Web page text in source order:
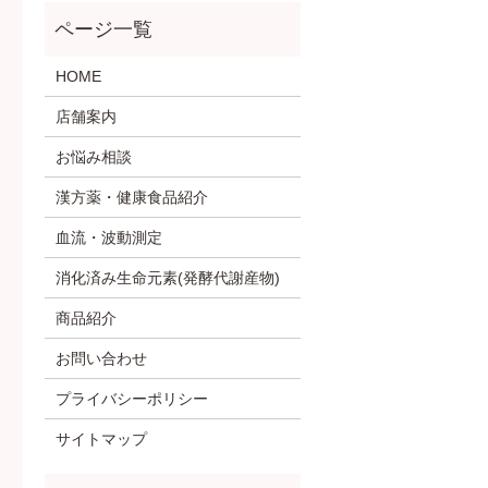
HOME
店舗案内
お悩み相談
漢方薬・健康食品紹介
血流・波動測定
消化済み生命元素(発酵代謝産物)
商品紹介
お問い合わせ
プライバシーポリシー
サイトマップ